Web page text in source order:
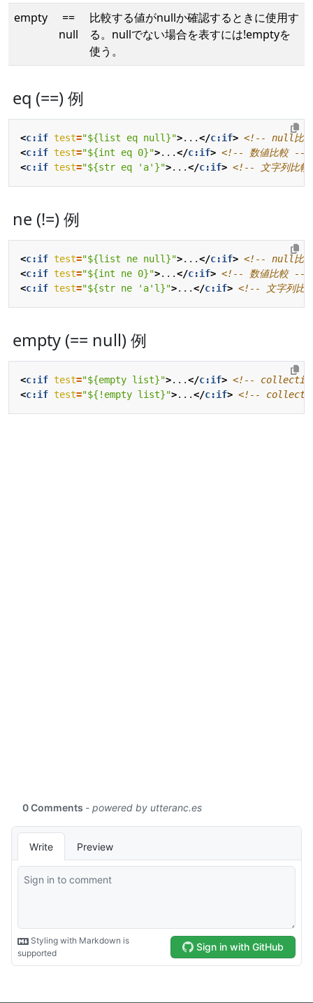
empty
==
null
比較する値がnullか確認するときに使用す
る。nullでない場合を表すには!emptyを
使う。
eq (==) 例
<c:if test="${list eq null}">...</c:if> <!-- null比
<c:if test="${int eq 0}">...</c:if> <!-- 数値比較 -->
<c:if test="${str eq 'a'}">...</c:if> <!-- 文字列比
ne (!=) 例
<c:if test="${list ne null}">...</c:if> <!-- null比
<c:if test="${int ne 0}">...</c:if> <!-- 数値比較 -->
<c:if test="${str ne 'a'l}">...</c:if> <!-- 文字列比
empty (== null) 例
<c:if test="${empty list}">...</c:if> <!-- collection
<c:if test="${!empty list}">...</c:if> <!-- collection